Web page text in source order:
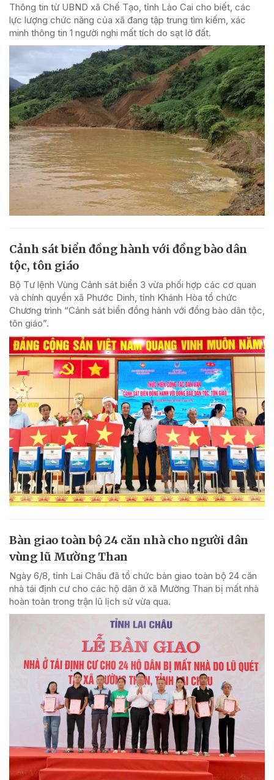
Thông tin từ UBND xã Chế Tạo, tỉnh Lào Cai cho biết, các
lực lượng chức năng của xã đang tập trung tìm kiếm, xác
minh thông tin 1 người nghi mất tích do sạt lở đất.
Cảnh sát biển đồng hành với đồng bào dân
tộc, tôn giáo
Bộ Tư lệnh Vùng Cảnh sát biển 3 vừa phối hợp các cơ quan
và chính quyền xã Phước Dinh, tỉnh Khánh Hòa tổ chức
Chương trình “Cảnh sát biển đồng hành với đồng bào dân tộc,
tôn giáo”.
Bàn giao toàn bộ 24 căn nhà cho người dân
vùng lũ Mường Than
Ngày 6/8, tỉnh Lai Châu đã tổ chức bàn giao toàn bộ 24 căn
nhà tái định cư cho các hộ dân ở xã Mường Than bị mất nhà
hoàn toàn trong trận lũ lịch sử vừa qua.